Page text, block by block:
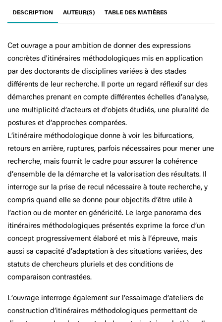
DESCRIPTION AUTEUR(S) TABLE DES MATIÈRES
Cet ouvrage a pour ambition de donner des expressions
concrètes d'itinéraires méthodologiques mis en application
par des doctorants de disciplines variées à des stades
différents de leur recherche. Il porte un regard réflexif sur des
démarches prenant en compte différentes échelles d’analyse,
une multiplicité d’acteurs et d’objets étudiés, une pluralité de
postures et d’approches comparées.
L’itinéraire méthodologique donne à voir les bifurcations,
retours en arrière, ruptures, parfois nécessaires pour mener une
recherche, mais fournit le cadre pour assurer la cohérence
d’ensemble de la démarche et la valorisation des résultats. Il
interroge sur la prise de recul nécessaire à toute recherche, y
compris quand elle se donne pour objectifs d’être utile à
l’action ou de monter en généricité. Le large panorama des
itinéraires méthodologiques présentés exprime la force d’un
concept progressivement élaboré et mis à l’épreuve, mais
aussi sa capacité d’adaptation à des situations variées, des
statuts de chercheurs pluriels et des conditions de
comparaison contrastées.
L’ouvrage interroge également sur l’essaimage d’ateliers de
construction d’itinéraires méthodologiques permettant de